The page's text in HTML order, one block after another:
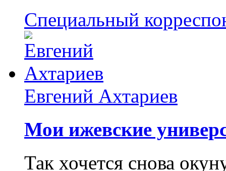
Специальный
Евгений Ахтариев
Мои ижевские
Так хочется снова